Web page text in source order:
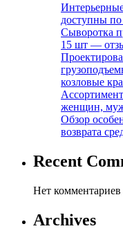
доступны
Сыворотка
15 шт —
козловые
женщин,
Обзор
возврата
Recent
Нет комментариев
Archives